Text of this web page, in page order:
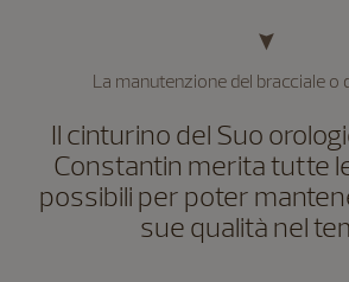
La manutenzione del bracciale o
Il cinturino del Suo
Constantin merita tutte
possibili per poter
sue qualità nel